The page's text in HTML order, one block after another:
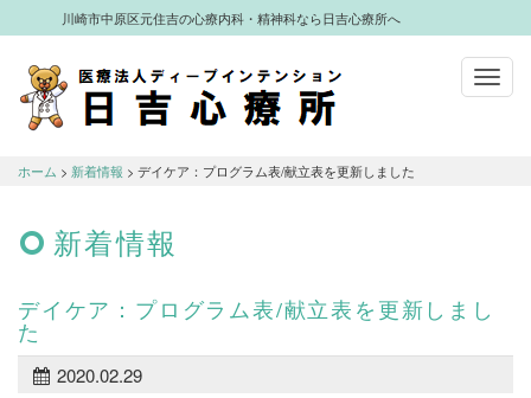
川崎市中原区元住吉の心療内科・精神科なら日吉心療所へ
なら日吉心療所へ
ホーム > 新着情報 > デイケア：プログラム表/献立表を更新しました
新着情報
デイケア：プログラム表/献立表を更新しまし
た
2020.02.29